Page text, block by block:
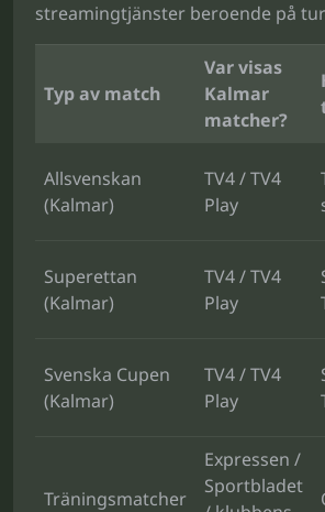
streamingtjänster beroende på
Typ av match
Var visas
Kalmar
matcher?
Allsvenskan
(Kalmar)
TV4 / TV4
Play
Superettan
(Kalmar)
TV4 / TV4
Play
Svenska Cupen
(Kalmar)
TV4 / TV4
Play
Träningsmatcher
Expressen /
Sportbladet